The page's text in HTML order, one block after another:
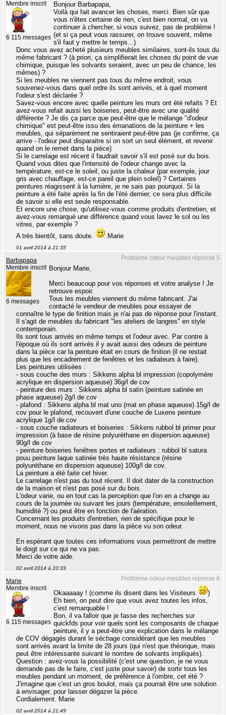
Membre inscrit
6 115 messages
Bonjour Barbapapa,
Voilà qui fait avancer les choses, merci. Bien sûr que
vous n'êtes certaine de rien, c'est bien normal, on va
continuer à chercher, si vous suivez, pas de problème !
(et si ça peut vous rassurer, on trouve souvent, même
s'il faut y mettre le temps...)
Donc vous avez acheté plusieurs meubles similaires, sont-ils tous du
même fabricant ? (à priori, ça simplifierait les choses du point de vue
chimique, puisque les solvants seraient, avec un peu de chance, les
mêmes) ?
Si les meubles ne viennent pas tous du même endroit, vous
souvenez-vous dans quel ordre ils sont arrivés, et à quel moment
l'odeur s'est déclarée ?
Savez-vous encore avec quelle peinture les murs ont été refaits ? Et
avez-vous refait aussi les boiseries, peut-être avec une qualité
différente ? Je dis ça parce que peut-être que le mélange "d'odeur
chimique" est peut-être issu des émanations de la peinture + les
meubles, qui séparément ne sentiraient peut-être pas (je confirme, ça
arrive - l'odeur peut disparaitre si on sort un seul élément, et revenir
quand on le remet dans la pièce)
Si le carrelage est récent il faudrait savoir s'il est posé sur du bois.
Quand vous dites que l'intensité de l'odeur change avec la
température, est-ce le soleil, ou juste la chaleur (par exemple, jour
gris avec chauffage, est-ce pareil que plein soleil) ? Certaines
peintures réagissent à la lumière, je ne sais pas pourquoi. Si la
peinture a été faite après la fin de l'été dernier, ce sera plus difficile
de savoir si elle est seule responsable.
Et encore une chose, qu'utilisez-vous comme produits d'entretien, et
avez-vous remarqué une différence quand vous lavez le sol ou les
vitres, par exemple ?
A très bientôt, sans doute.
Marie
01 avril 2014 à 21:35
Problème odeur meubles réponse 5
Barbapapa
Membre inscrit
6 messages
Bonjour Marie,
Merci beaucoup pour vos réponses et votre analyse ! Je
retrouve espoir.
Tous les meubles viennent du même fabricant. J'ai
contacté le vendeur de meubles pour essayer de
connaître le type de finition mais je n'ai pas de réponse pour l'instant.
Il s'agit de meubles du fabricant "les ateliers de langres" en style
contemporain.
Ils sont tous arrivés en même temps et l'odeur avec. Par contre à
l'époque où ils sont arrivés il y avait aussi des odeurs de peinture
dans la pièce car la peinture était en cours de finition (il ne restait
plus que les encadrement de fenêtres et les radiateurs à faire).
Les peintures utilisées :
- sous couche des murs : Sikkens alpha bl impression (copolymère
acrylique en dispersion aqueuse) 36g/l de cov
- peinture des murs : Sikkens alpha bl satin (peinture satinée en
phase aqueuse) 2g/l de cov
- plafond : Sikkens alpha bl mat uno (mat en phase aqueuse) 15g/l de
cov pour le plafond, recouvert d'une couche de Luxens peinture
acrylique 1g/l de cov
- sous couche radiateurs et boiseries : Sikkens rubbol bl primer pour
impression (à base de résine polyuréthane en dispersion aqueuse)
90g/l de cov
- peinture boiseries fenêtres portes et radiateurs : rubbol bl satura
pouu peinture laque satinée très haute résistance (résine
polyuréthane en dispersion aqueuse) 100g/l de cov.
La peinture a été faite cet hiver.
Le carrelage n'est pas du tout récent. Il doit dater de la construction
de la maison et n'est pas posé sur du bois.
L'odeur varie, ou en tout cas la perception que l'on en a change au
cours de la journée ou suivant les jours (température, ensoleillement,
humidité ?) ou peut être en fonction de l'aération.
Concernant les produits d'entretien, rien de spécifique pour le
moment, nous ne vivons pas dans la pièce vu son odeur.
En espérant que toutes ces informations vous permettront de mettre
le doigt sur ce qui ne va pas.
Merci de votre aide.
02 avril 2014 à 20:33
Problème odeur meubles réponse 6
Marie
Membre inscrit
6 115 messages
Okaaaaay ! (comme ils disent dans les Visiteurs
)
Eh bien, on peut dire que vous avez toutes les infos,
c'est remarquable !
Bon, il va falloir que je fasse des recherches sur
quickfds pour voir quels sont les composants de chaque
peinture, il y a peut-être une explication dans le mélange
de COV dégagés durant le séchage considérant que les meubles
sont arrivés avant la limite de 28 jours (qui n'est que théorique, mais
peut être intéressante suivant le nombre de solvants impliqués).
Question : avez-vous la possibilité (c'est une question, je ne vous
demande pas de le faire, c'est juste pour savoir) de sortir tous les
meubles pendant un moment, de préférence à l'ombre, cet été ?
J'imagine que c'est un gros boulot, mais ça pourrait être une solution
à envisager, pour laisser dégazer la pièce.
Cordialement. Marie
02 avril 2014 à 21:49